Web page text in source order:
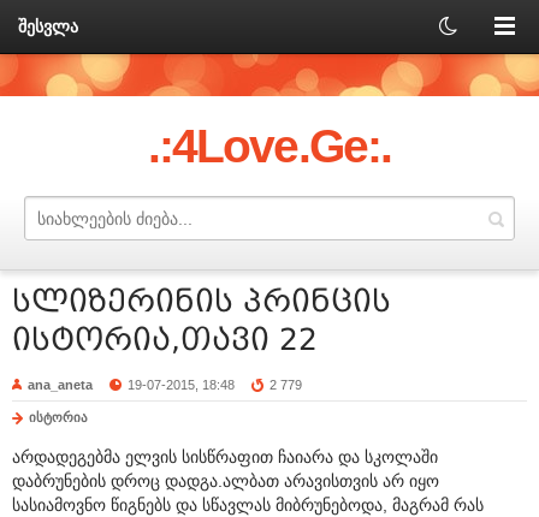
შესვლა
.:4Love.Ge:.
სლიზერინის პრინცის
ისტორია,თავი 22
ana_aneta 19-07-2015, 18:48 2 779
ისტორია
არდადეგებმა ელვის სისწრაფით ჩაიარა და სკოლაში
დაბრუნების დროც დადგა.ალბათ არავისთვის არ იყო
სასიამოვნო წიგნებს და სწავლას მიბრუნებოდა, მაგრამ რას